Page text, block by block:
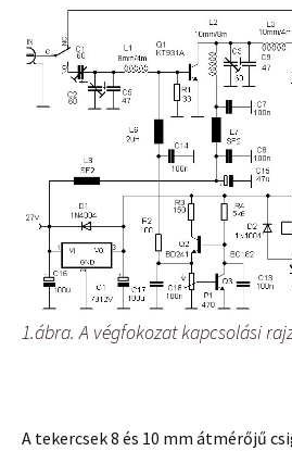
1.ábra. A végfokozat kapcsolási
A tekercsek 8 és 10 mm átmérőjű